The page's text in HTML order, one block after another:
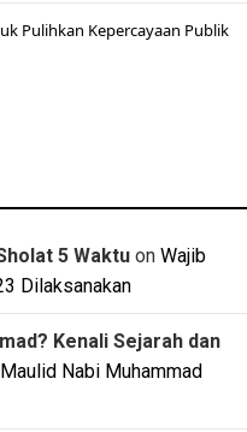
Pulihkan Kepercayaan Publik
5 Waktu on Wajib
Dilaksanakan
Kenali Sejarah dan
Nabi Muhammad